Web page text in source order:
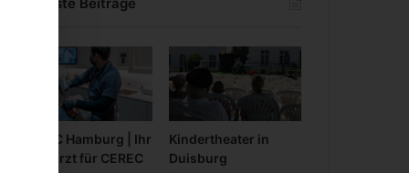
CEREC Hamburg | Ihr
Zahnarzt für CEREC
Kindertheater in
Duisburg